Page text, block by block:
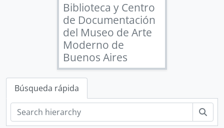
Biblioteca y Centro
de Documentación
del Museo de Arte
Moderno de
Buenos Aires
Búsqueda rápida